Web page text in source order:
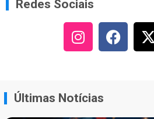
Redes Sociais
Últimas Notícias